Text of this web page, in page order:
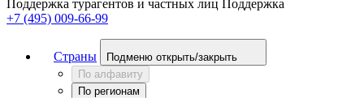
Поддержка турагентов и частных лиц Поддержка
+7 (495) 009-66-99
Страны
Подменю открыть/закрыть
По алфавиту
По регионам